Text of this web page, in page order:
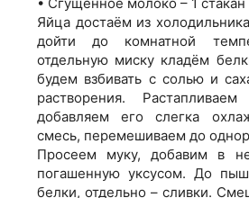
Яйца достаём из
дойти до комнатной
отдельную миску кладём
будем взбивать с солью и
растворения.
добавляем его слегка
смесь, перемешиваем до
Просеем муку, добавим в
погашенную уксусом. До
белки, отдельно – сливки.